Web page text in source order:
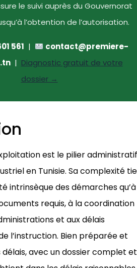
le suivi auprès du Gouvernorat
l’obtention de l’autorisation.
561 |
contact@premiere-
| Diagnostic gratuit de votre
dossier →
est le pilier administratif
en Tunisie. Sa complexité
intrinsèque des démarches
requis, à la coordination
et aux délais
l’instruction. Bien préparée et
avec un dossier complet et